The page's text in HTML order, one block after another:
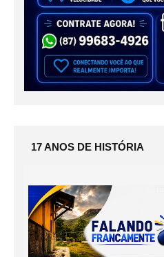
17 ANOS DE HISTÓRIA